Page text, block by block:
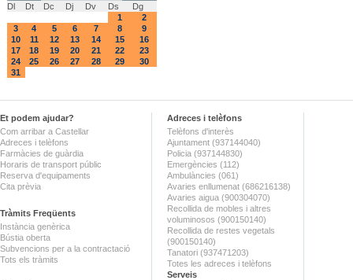
Dl
Dt Dc Dj Dv Ds
Dg
1
2
3
4 5 6 7 8
9
10
11 12 13 14 15
16
17
18 19 20 21 22
23
24
25 26 27 28 29
30
31
Et podem ajudar?
Com arribar a Castellar
Adreces i telèfons
Farmàcies de guàrdia
Horaris de transport públic
Reserva d'equipaments
Cita prèvia
Tràmits Freqüents
Instància genèrica
Bústia oberta
Subvencions per a la contractació
Tots els tràmits
Adreces i telèfons
Telèfons d'interès
Ajuntament (937144040)
Policia (937144830)
Emergències (112)
Ambulàncies (061)
Avaries enllumenat (686216138)
Avaries aigua (900304070)
Recollida de mobles i altres
voluminosos (900150140)
Recollida de restes vegetals
(900150140)
Tanatori (937471203)
Totes les adreces i telèfons
Serveis